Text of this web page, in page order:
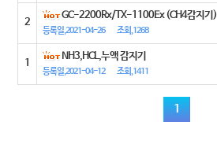
2
GC-2200Rx/TX-1100Ex (CH4감지기)
등록일,2021-04-26 조회,1268
1
NH3,HCL,누액 감지기
등록일,2021-04-12 조회,1411
1